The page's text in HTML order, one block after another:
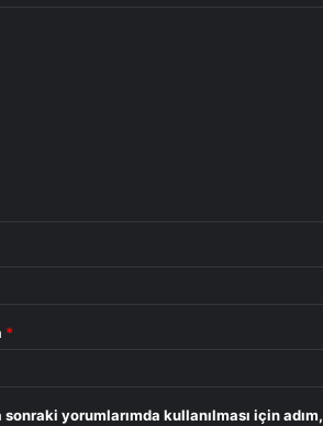
*
sonraki yorumlarımda kullanılması için